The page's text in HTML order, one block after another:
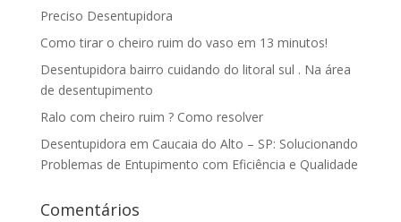
Preciso Desentupidora
Como tirar o cheiro ruim do vaso em 13 minutos!
Desentupidora bairro cuidando do litoral sul . Na área
de desentupimento
Ralo com cheiro ruim ? Como resolver
Desentupidora em Caucaia do Alto – SP: Solucionando
Problemas de Entupimento com Eficiência e Qualidade
Comentários